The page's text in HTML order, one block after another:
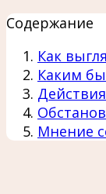
Содержание
Как
Каким
Мнение